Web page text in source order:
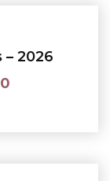
– 2026